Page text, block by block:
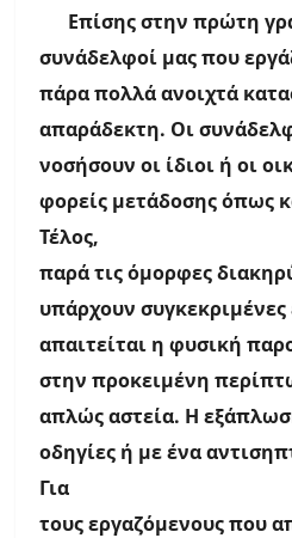
Επίσης στην πρώτη
συνάδελφοί μας που
πάρα πολλά ανοιχτά
απαράδεκτη. Οι
νοσήσουν οι ίδιοι ή οι
φορείς μετάδοσης όπως
Τέλος,
παρά τις όμορφες
υπάρχουν συγκεκριμένες
απαιτείται η φυσική
στην προκειμένη
απλώς αστεία. Η
οδηγίες ή με ένα
Για
τους εργαζόμενους που